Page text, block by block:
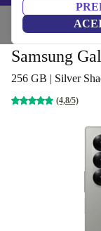
Início
Samsung
256 GB | Silver
(4,8/5)